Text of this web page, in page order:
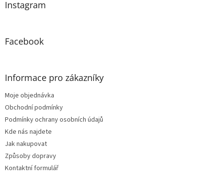
Instagram
Facebook
Informace pro zákazníky
Moje objednávka
Obchodní podmínky
Podmínky ochrany osobních údajů
Kde nás najdete
Jak nakupovat
Způsoby dopravy
Kontaktní formulář